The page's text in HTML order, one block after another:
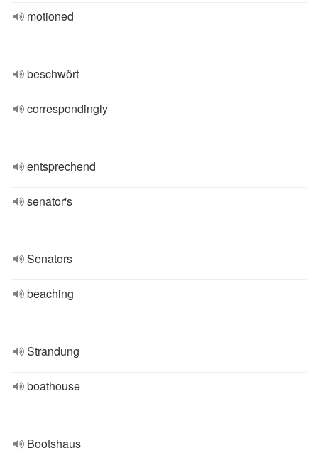
motioned
beschwört
correspondingly
entsprechend
senator's
Senators
beaching
Strandung
boathouse
Bootshaus